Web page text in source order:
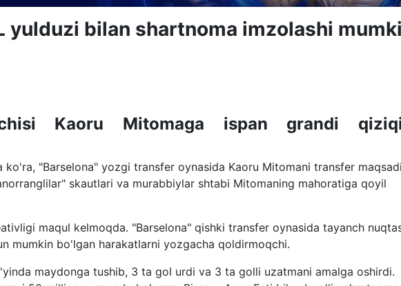
yulduzi bilan shartnoma imzolashi
Kaoru Mitomaga ispan grandi
"Barselona" yozgi transfer oynasida Kaoru Mitomani transfer maqsadi
skautlari va murabbiylar shtabi Mitomaning mahoratiga qoyil
maqul kelmoqda. "Barselona" qishki transfer oynasida tayanch
mumkin bo'lgan harakatlarni yozgacha qoldirmoqchi.
maydonga tushib, 3 ta gol urdi va 3 ta golli uzatmani amalga oshirdi.